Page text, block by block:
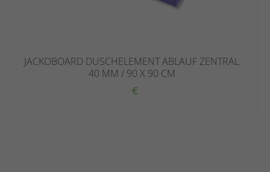
JACKOBOARD DUSCHELEMENT ABLAUF ZENTRAL
40 MM / 90 X 90 CM
€